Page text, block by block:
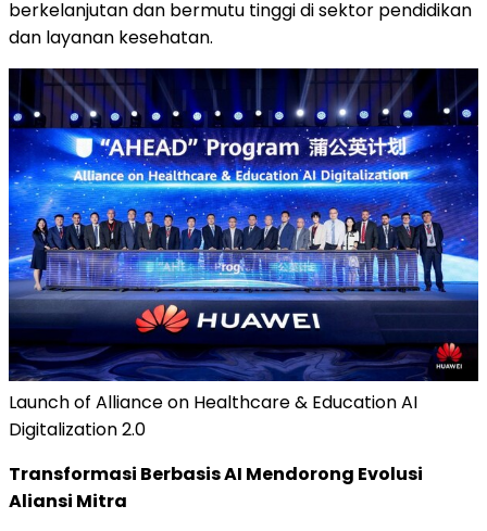
berkelanjutan dan bermutu tinggi di sektor pendidikan
dan layanan kesehatan.
Launch of Alliance on Healthcare & Education AI
Digitalization 2.0
Transformasi Berbasis AI Mendorong Evolusi
Aliansi Mitra